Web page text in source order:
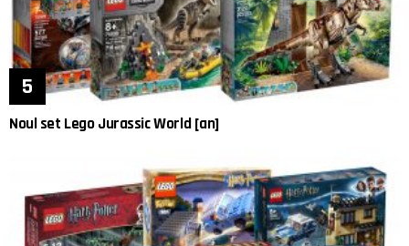
Noul set Lego Jurassic World [an]